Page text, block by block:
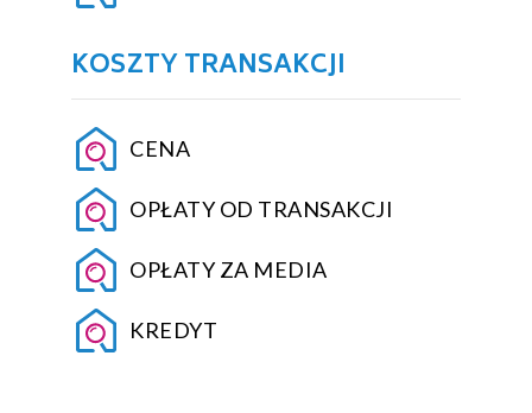
KOSZTY TRANSAKCJI
CENA
OPŁATY OD TRANSAKCJI
OPŁATY ZA MEDIA
KREDYT